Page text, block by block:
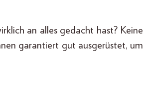
an alles gedacht hast? Keine
garantiert gut ausgerüstet, um